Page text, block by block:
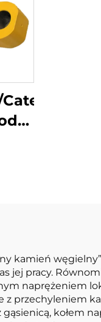
kamień
jej pracy.
naprężeniem
z przechyleniem
gąsienicą, kołem